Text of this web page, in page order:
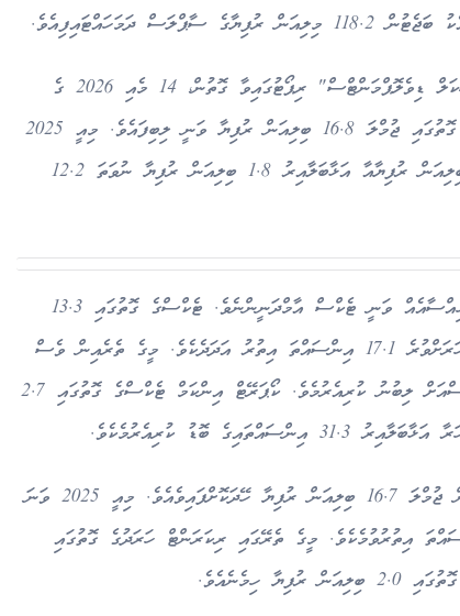
ދަމަހައްޓައިފިއެވެ.
ފިނޭންސް މިނިސްޓްރީން ނެރުނު "ވީކްލީ ފިސްކަލް ޑިވެލޮޕްމަންޓްސް" ރިޕޯޓުގައިވާ ގޮތުން، 14 މެއި 2026 ގެ
ނިޔަލަށް ދައުލަތަށް އާމްދަނީ އާއި ހިލޭ އެހީގެ ގޮތުގައި ޖުމްލަ 16.8 ބިލިއަން ރުފިޔާ ވަނީ ލިބިފައެވެ. މިއީ 2025
ވަނަ އަހަރުގެ އެ މުއްދަތުގައި ލިބުނު 14.9 ބިލިއަން ރުފިޔާއާ އަޅާބަލާއިރު 1.8 ބިލިއަން ރުފިޔާ ނުވަތަ 12.2
ދައުލަތުގެ އާމްދަނީ އިތުރުވުމުގެ އެންމެ ބޮޑު ހިއްސާއެއް ވަނީ ޓެކްސް އާމްދަނީންނެވެ. ޓެކްސްގެ ގޮތުގައި 13.3
ބިލިއަން ރުފިޔާ ލިބިފައިވާއިރު، މިއީ މިދިޔަ އަހަރަށްވުރެ 17.1 އިންސައްތަ އިތުރު އަދަދެކެވެ. މީގެ ތެރެއިން ވެސް
އެންމެ ފާހަގަކޮށްލެވެނީ ކޯޕަރޭޓް އިންކަމް ޓެކްސްއަށް ލިބުނު ކުރިއެރުމެވެ. ކޯޕަރޭޓް އިންކަމް ޓެކްސްގެ ގޮތުގައި 2.7
ބޮޑު ކުރިއެރުމެކެވެ.
ހަރަދުތަކަށް ބަލާއިރު، މި މުއްދަތުގައި ދައުލަތުން ޖުމްލަ 16.7 ބިލިއަން ރުފިޔާ ހޭދަކޮށްފައިވެއެވެ. މިއީ 2025 ވަނަ
މުއްދަތާ އަޅާބަލާއިރު 22.4 އިންސައްތަ އިތުރުވުމެކެވެ. މީގެ ތެރޭގައި ރިކަރަންޓް ހަރަދުގެ ގޮތުގައި